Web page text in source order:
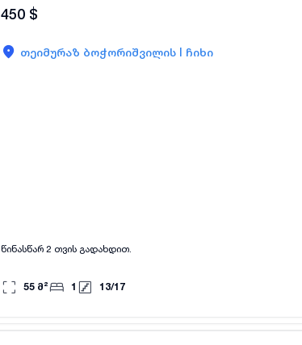
450 $
თეიმურაზ ბოჭორიშვილის I ჩიხი
წინასწარ 2 თვის გადახდით.
55 მ² 1 13/17